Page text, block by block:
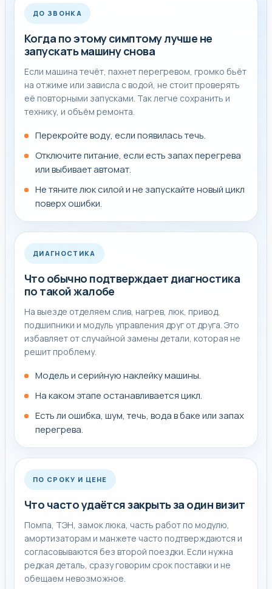
диагностики. Так меньше риск добить помпу,
подшипники и электронику.
До приезда мастера лучше не разбирать технику
самостоятельно и не покупать деталь наугад. Если уже
есть код ошибки, запах, влага, резкий шум или сбой по
питанию, сообщите об этом при заявке: так проще
оценить срочность выезда и подготовить диагностику
Комментарий мастера сервиса
По обращению «заклинило барабан стиральной
машины hotpoint» мастер на выезде сначала
подтверждает реальную причину симптома и только
потом рекомендует конкретный ремонт. Типовой
выезд по стиральной машине начинается с жалобы
вроде "не отжимает" или "не сливает". После проверки
часто выясняется, что проблема не в самом дорогом
узле, а в помпе, засоре, таходатчике или проводке, и
тогда ремонт получается быстрее и дешевле, чем
ожидалось.
Как обычно проходит работа по такой
неисправности
По таким обращениям важно не гадать по одной
причине, а пройти нормальную диагностику и сразу
понять, какая причина подтверждается и какой ремонт
действительно нужен.
Что подготовить к заявке
При обращении полезно назвать модель и коротко
описать, когда именно проявляется симптом: на
запуске, во время цикла, под нагрузкой или после
ДО ЗВОНКА
Когда по этому симптому лучше не
запускать машину снова
Если машина течёт, пахнет перегревом, громко бьёт
на отжиме или зависла с водой, не стоит проверять
её повторными запусками. Так легче сохранить и
технику, и объём ремонта.
Перекройте воду, если появилась течь.
Отключите питание, если есть запах перегрева
или выбивает автомат.
Не тяните люк силой и не запускайте новый цикл
поверх ошибки.
ДИАГНОСТИКА
Что обычно подтверждает диагностика
по такой жалобе
На выезде отделяем слив, нагрев, люк, привод,
подшипники и модуль управления друг от друга. Это
избавляет от случайной замены детали, которая не
решит проблему.
Модель и серийную наклейку машины.
На каком этапе останавливается цикл.
Есть ли ошибка, шум, течь, вода в баке или запах
перегрева.
ПО СРОКУ И ЦЕНЕ
Что часто удаётся закрыть за один визит
Помпа, ТЭН, замок люка, часть работ по модулю,
амортизаторам и манжете часто подтверждаются и
согласовываются без второй поездки. Если нужна
редкая деталь, сразу говорим срок поставки и не
обещаем невозможное.